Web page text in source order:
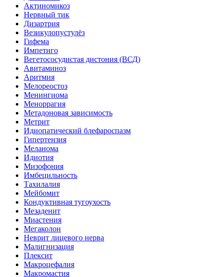
Актиномикоз
Нервный тик
Дизартрия
Везикулопустулёз
Гифема
Импетиго
Вегетососудистая дистония (ВСД)
Авитаминоз
Аритмия
Мелореостоз
Менингиома
Меноррагия
Метадоновая зависимость
Метрит
Идиопатический блефароспазм
Гипертензия
Меланома
Идиотия
Мизофония
Имбецильность
Тахилалия
Мейбомит
Кондуктивная тугоухость
Мезаденит
Миастения
Мегаколон
Неврит лицевого нерва
Малигнизация
Плексит
Макроцефалия
Макромастия